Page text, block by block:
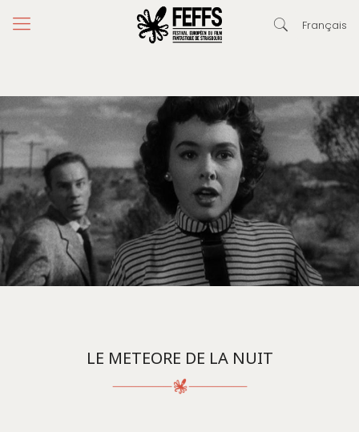
Français
LE METEORE DE LA NUIT